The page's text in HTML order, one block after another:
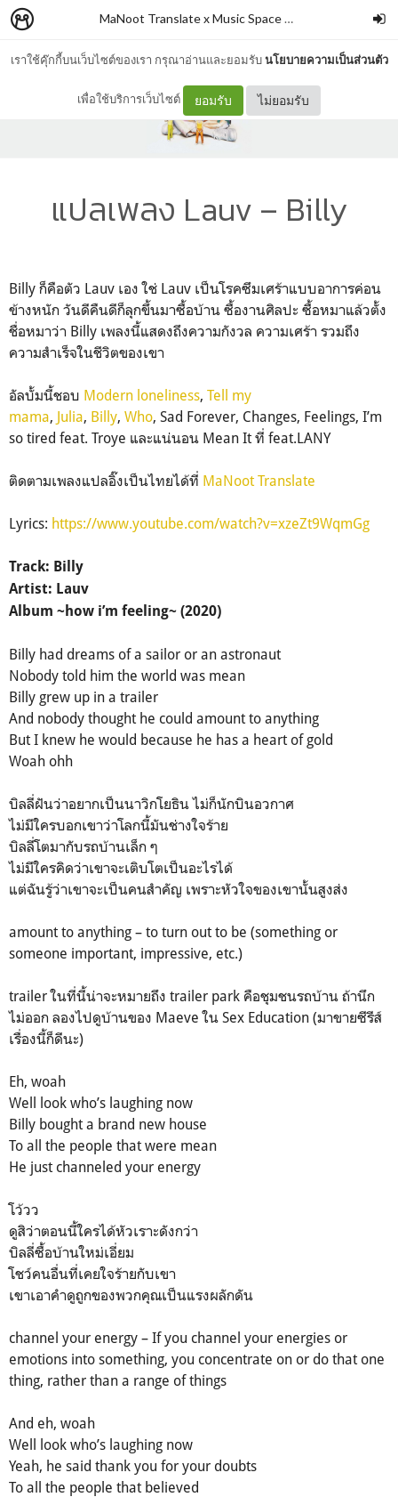
เราใช้คุ๊กกี้บนเว็บไซต์ของเรา กรุณาอ่านและยอมรับนโยบายความเป็นส่วนตัว
เพื่อใช้บริการเว็บไซต์ ยอมรับ ไม่ยอมรับ
MaNoot Translate x Music Space #1 cocococoayeah
แปลเพลง Lauv – Billy
Billy ก็คือตัว Lauv เอง ใช่ Lauv เป็นโรคซึมเศร้าแบบอาการค่อน
ข้างหนัก วันดีคืนดีก็ลุกขึ้นมาซื้อบ้าน ซื้องานศิลปะ ซื้อหมาแล้วตั้ง
ชื่อหมาว่า Billy เพลงนี้แสดงถึงความกังวล ความเศร้า รวมถึง
ความสำเร็จในชีวิตของเขา
อัลบั้มนี้ชอบ Modern loneliness, Tell my
mama, Julia, Billy, Who, Sad Forever, Changes, Feelings, I’m
so tired feat. Troye และแน่นอน Mean It ที่ feat.LANY
ติดตามเพลงแปลอิ๊งเป็นไทยได้ที่ MaNoot Translate
Lyrics: https://www.youtube.com/watch?v=xzeZt9WqmGg
Track: Billy
Artist: Lauv
Album ~how i’m feeling~ (2020)
Billy had dreams of a sailor or an astronaut
Nobody told him the world was mean
Billy grew up in a trailer
And nobody thought he could amount to anything
But I knew he would because he has a heart of gold
Woah ohh
บิลลี่ฝันว่าอยากเป็นนาวิกโยธิน ไม่ก็นักบินอวกาศ
ไม่มีใครบอกเขาว่าโลกนี้มันช่างใจร้าย
บิลลี่โตมากับรถบ้านเล็ก ๆ
ไม่มีใครคิดว่าเขาจะเติบโตเป็นอะไรได้
แต่ฉันรู้ว่าเขาจะเป็นคนสำคัญ เพราะหัวใจของเขานั้นสูงส่ง
amount to anything – to turn out to be (something or
someone important, impressive, etc.)
trailer ในที่นี้น่าจะหมายถึง trailer park คือชุมชนรถบ้าน ถ้านึก
ไม่ออก ลองไปดูบ้านของ Maeve ใน Sex Education (มาขายซีรีส์
เรื่องนี้ก็ดีนะ)
Eh, woah
Well look who’s laughing now
Billy bought a brand new house
To all the people that were mean
He just channeled your energy
โว้วว
ดูสิว่าตอนนี้ใครได้หัวเราะดังกว่า
บิลลี่ซื้อบ้านใหม่เอี่ยม
โชว์คนอื่นที่เคยใจร้ายกับเขา
เขาเอาคำดูถูกของพวกคุณเป็นแรงผลักดัน
channel your energy – If you channel your energies or
emotions into something, you concentrate on or do that one
thing, rather than a range of things
And eh, woah
Well look who’s laughing now
Yeah, he said thank you for your doubts
To all the people that believed